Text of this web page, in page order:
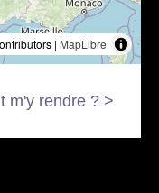
| MapLibre
m'y rendre ? >